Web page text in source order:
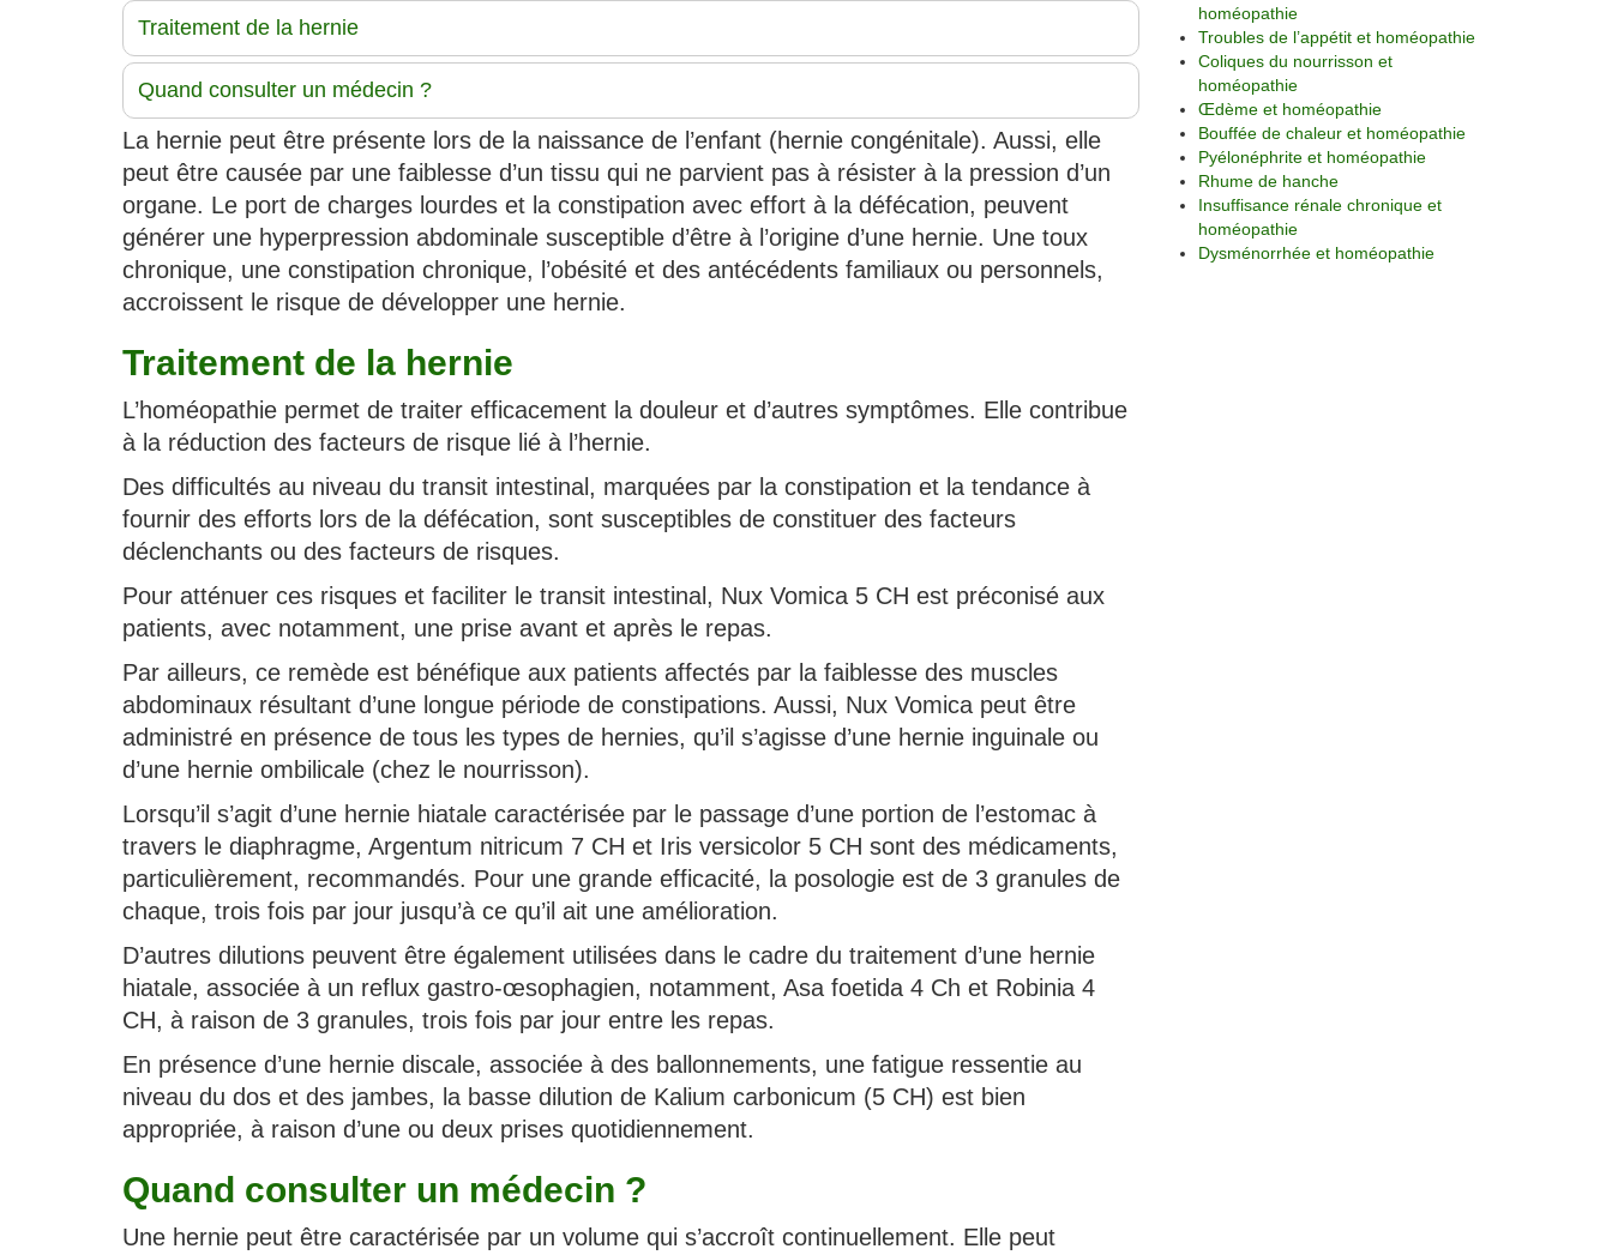
Traitement de la hernie
Quand consulter un médecin ?
La hernie peut être présente lors de la naissance de l’enfant (hernie congénitale). Aussi, elle
peut être causée par une faiblesse d’un tissu qui ne parvient pas à résister à la pression d’un
organe. Le port de charges lourdes et la constipation avec effort à la défécation, peuvent
générer une hyperpression abdominale susceptible d’être à l’origine d’une hernie. Une toux
chronique, une constipation chronique, l’obésité et des antécédents familiaux ou personnels,
accroissent le risque de développer une hernie.
Traitement de la hernie
L’homéopathie permet de traiter efficacement la douleur et d’autres symptômes. Elle contribue
à la réduction des facteurs de risque lié à l’hernie.
Des difficultés au niveau du transit intestinal, marquées par la constipation et la tendance à
fournir des efforts lors de la défécation, sont susceptibles de constituer des facteurs
déclenchants ou des facteurs de risques.
Pour atténuer ces risques et faciliter le transit intestinal, Nux Vomica 5 CH est préconisé aux
patients, avec notamment, une prise avant et après le repas.
Par ailleurs, ce remède est bénéfique aux patients affectés par la faiblesse des muscles
abdominaux résultant d’une longue période de constipations. Aussi, Nux Vomica peut être
administré en présence de tous les types de hernies, qu’il s’agisse d’une hernie inguinale ou
d’une hernie ombilicale (chez le nourrisson).
Lorsqu’il s’agit d’une hernie hiatale caractérisée par le passage d’une portion de l’estomac à
travers le diaphragme, Argentum nitricum 7 CH et Iris versicolor 5 CH sont des médicaments,
particulièrement, recommandés. Pour une grande efficacité, la posologie est de 3 granules de
chaque, trois fois par jour jusqu’à ce qu’il ait une amélioration.
D’autres dilutions peuvent être également utilisées dans le cadre du traitement d’une hernie
hiatale, associée à un reflux gastro-œsophagien, notamment, Asa foetida 4 Ch et Robinia 4
CH, à raison de 3 granules, trois fois par jour entre les repas.
En présence d’une hernie discale, associée à des ballonnements, une fatigue ressentie au
niveau du dos et des jambes, la basse dilution de Kalium carbonicum (5 CH) est bien
appropriée, à raison d’une ou deux prises quotidiennement.
Quand consulter un médecin ?
Une hernie peut être caractérisée par un volume qui s’accroît continuellement. Elle peut
homéopathie
Troubles de l’appétit et homéopathie
Coliques du nourrisson et
homéopathie
Œdème et homéopathie
Bouffée de chaleur et homéopathie
Pyélonéphrite et homéopathie
Rhume de hanche
Insuffisance rénale chronique et
homéopathie
Dysménorrhée et homéopathie